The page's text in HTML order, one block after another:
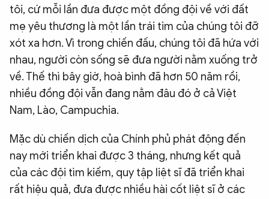
tôi, cứ mỗi lần đưa được một đồng đội về với đất
mẹ yêu thương là một lần trái tim của chúng tôi đỡ
xót xa hơn. Vì trong chiến đấu, chúng tôi đã hứa với
nhau, người còn sống sẽ đưa người nằm xuống trở
về. Thế thì bây giờ, hoà bình đã hơn 50 năm rồi,
nhiều đồng đội vẫn đang nằm đâu đó ở cả Việt
Nam, Lào, Campuchia.
Mặc dù chiến dịch của Chính phủ phát động đến
nay mới triển khai được 3 tháng, nhưng kết quả
của các đội tìm kiếm, quy tập liệt sĩ đã triển khai
rất hiệu quả, đưa được nhiều hài cốt liệt sĩ ở các